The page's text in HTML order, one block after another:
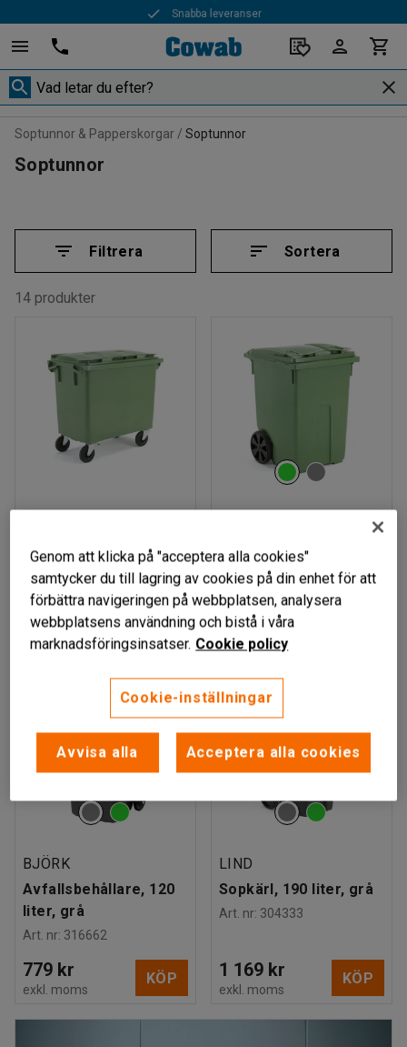
Snabba leveranser
Soptunnor & Papperskorgar Soptunnor
Soptunnor
Filtrera Sortera
14 produkter
Sopkärl, 660 liter, grön
Art. nr:304351
4 505 kr
exkl. moms
KÖP
Sopkärl, 370 liter, grön
Art. nr :304341
1 795 kr
exkl. moms
BJÖRK
Avfallsbehållare, 120
liter, grå
Art. nr: 316662
779 kr
exkl. moms
KÖP
LIND
Sopkärl, 190 liter, grå
Art. nr: 304333
1 169 kr
exkl. moms
KÖP
Genom att klicka på "acceptera alla cookies"
samtycker du till lagring av cookies på din enhet för att
förbättra navigeringen på webbplatsen, analysera
webbplatsens användning och bistå i våra
marknadsföringsinsatser. Cookie policy
Cookie-inställningar
Avvisa alla Acceptera alla cookies